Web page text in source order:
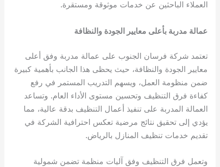
العملاء الباحثين عن خدمات موثوقة ومستقرة.
عمالة مدربة بأعلى معايير الجودة والنظافة
تعتمد شركة فرسان الجنوب على عمالة مدربة وفق أعلى
معايير الجودة والنظافة، حيث يحظى هذا الجانب بأهمية كبيرة
ضمن منظومة العمل، ويسهم التدريب المستمر في رفع
كفاءة فرق التنظيف وتحسين مستوى الأداء العام. وتساعد
العمالة المدربة على تنفيذ أعمال التنظيف بدقة عالية، مما
يؤدي إلى تحقيق نتائج مرضية تعكس احترافية الشركة في
تقديم خدمات تنظيف المنازل بالرياض.
وتعمل فرق التنظيف وفق آليات منظمة تضمن شمولية